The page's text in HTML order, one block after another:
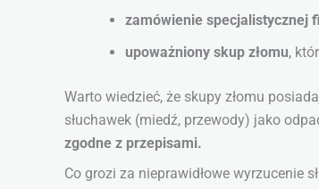
zamówienie specjalistycznej
upoważniony skup złomu,
Warto wiedzieć, że skupy złomu
słuchawek (miedź, przewody) jako
zgodne z przepisami.
Co grozi za nieprawidłowe wyrzucenie